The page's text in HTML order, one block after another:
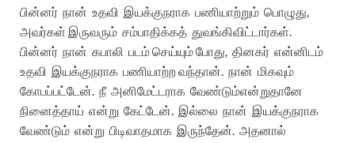
பின்னர் நான் உதவி இயக்குநராக பணியாற்றும் பொழுது,
அவர்கள் இருவரும் சம்பாதிக்கத் துவங்கிவிட்டார்கள்.
பின்னர் நான் கபாலி படம்செய்யும்போது, தினகர் என்னிடம்
உதவி இயக்குநராக பணியாற்றவந்தான். நான் மிகவும்
கோபப்பட்டேன். நீ அனிமேட்டராக வேண்டும்என்றுதானே
நினைத்தாய் என்று கேட்டேன். இல்லை நான் இயக்குநராக
வேண்டும் என்று பிடிவாதமாக இருந்தேன். அதனால்